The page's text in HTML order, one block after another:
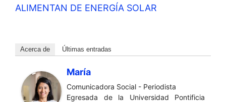
ALIMENTAN DE ENERGÍA SOLAR
Acerca de Últimas entradas
María
Comunicadora Social - Periodista
Egresada de la Universidad Pontificia